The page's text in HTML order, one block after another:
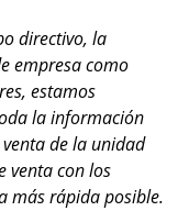
directivo, la
empresa como
estamos
la información
de la unidad
venta con los
más rápida posible.